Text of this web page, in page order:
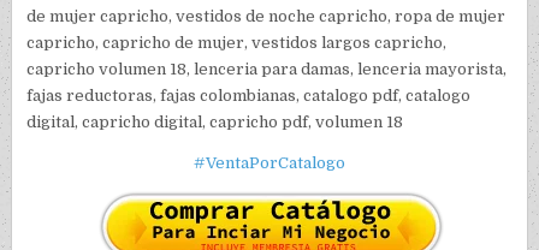
de mujer capricho, vestidos de noche capricho, ropa de mujer
capricho, capricho de mujer, vestidos largos capricho,
capricho volumen 18, lenceria para damas, lenceria mayorista,
fajas reductoras, fajas colombianas, catalogo pdf, catalogo
digital, capricho digital, capricho pdf, volumen 18
#VentaPorCatalogo